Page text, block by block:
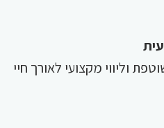
וליווי מקצועי לאורך חיי